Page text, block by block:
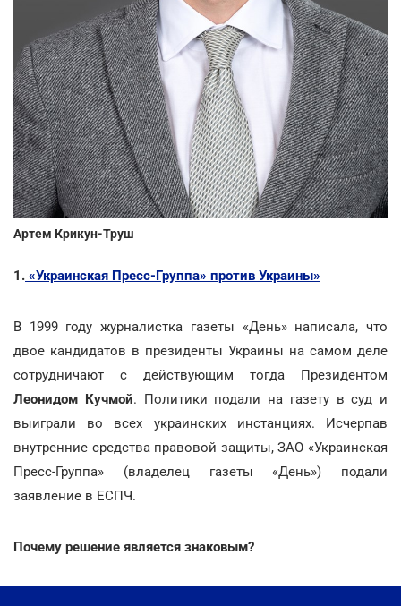
Артем Крикун-Труш
1. «Украинская Пресс-Группа» против Украины»
В 1999 году журналистка газеты «День» написала, что
двое кандидатов в президенты Украины на самом деле
сотрудничают с действующим тогда Президентом
Леонидом Кучмой. Политики подали на газету в суд и
выиграли во всех украинских инстанциях. Исчерпав
внутренние средства правовой защиты, ЗАО «Украинская
Пресс-Группа» (владелец газеты «День») подали
заявление в ЕСПЧ.
Почему решение является знаковым?